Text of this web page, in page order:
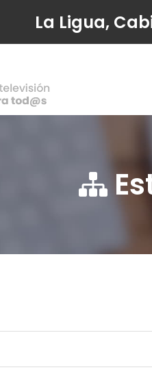
La Ligua,